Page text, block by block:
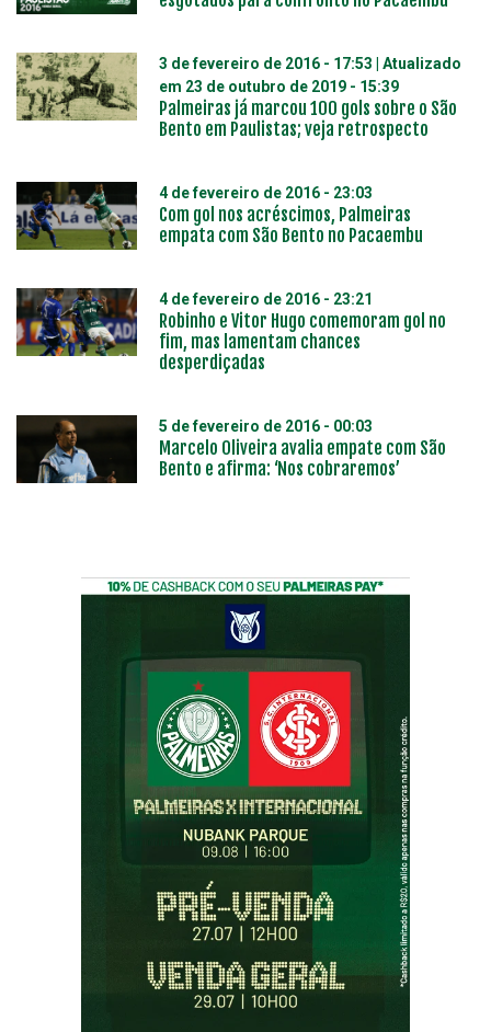
3 de fevereiro de 2016 - 17:53 | Atualizado
em 23 de outubro de 2019 - 15:39
Palmeiras já marcou 100 gols sobre o São
Bento em Paulistas; veja retrospecto
4 de fevereiro de 2016 - 23:03
Com gol nos acréscimos, Palmeiras
empata com São Bento no Pacaembu
4 de fevereiro de 2016 - 23:21
Robinho e Vitor Hugo comemoram gol no
fim, mas lamentam chances
desperdiçadas
5 de fevereiro de 2016 - 00:03
Marcelo Oliveira avalia empate com São
Bento e afirma: ‘Nos cobraremos’